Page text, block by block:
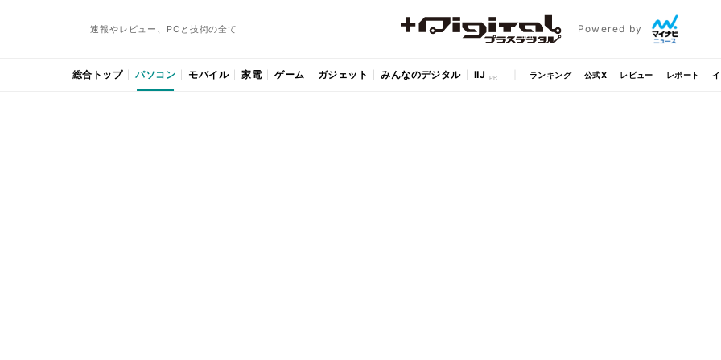
速報やレビュー、PCと技術の全て Powered by
総合トップ パソコン モバイル 家電 ゲーム ガジェット みんなのデジタル IIJ ランキング 公式X レビュー レポート